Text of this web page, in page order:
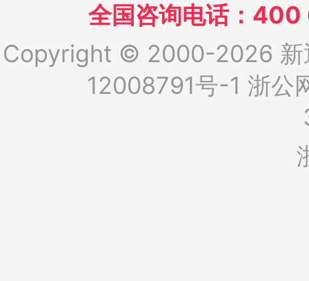
全国咨询电话：
Copyright © 2000-2026 新
12008791号-1 浙公